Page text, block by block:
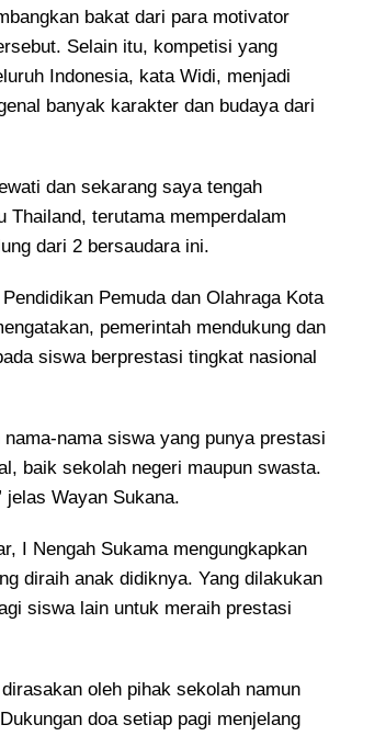
bakat dari para motivator
Selain itu, kompetisi yang
Indonesia, kata Widi, menjadi
banyak karakter dan budaya dari
dan sekarang saya tengah
Thailand, terutama memperdalam
dari 2 bersaudara ini.
Pemuda dan Olahraga Kota
pemerintah mendukung dan
siswa berprestasi tingkat nasional
nama siswa yang punya prestasi
baik sekolah negeri maupun swasta.
jelas Wayan Sukana.
I Nengah Sukama mengungkapkan
diraih anak didiknya. Yang dilakukan
siswa lain untuk meraih prestasi
oleh pihak sekolah namun
doa setiap pagi menjelang